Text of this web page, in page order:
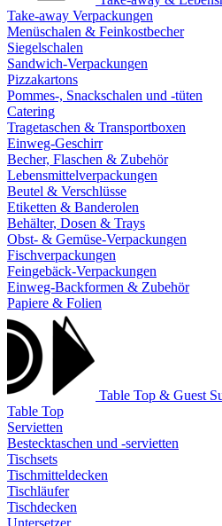
Take-away Verpackungen
Menüschalen & Feinkostbecher
Siegelschalen
Sandwich-Verpackungen
Pizzakartons
Pommes-, Snackschalen und -tüten
Catering
Tragetaschen & Transportboxen
Einweg-Geschirr
Becher, Flaschen & Zubehör
Lebensmittelverpackungen
Beutel & Verschlüsse
Etiketten & Banderolen
Behälter, Dosen & Trays
Obst- & Gemüse-Verpackungen
Fischverpackungen
Feingebäck-Verpackungen
Einweg-Backformen & Zubehör
Papiere & Folien
Table Top & Guest
Table Top
Servietten
Bestecktaschen und -servietten
Tischsets
Tischmitteldecken
Tischläufer
Tischdecken